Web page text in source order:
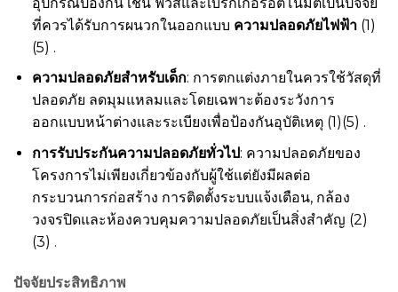
ที่ควรได้รับการผนวกในออกแบบ ความปลอดภัยไฟฟ้า(1)
(5) .
ความปลอดภัยสำหรับเด็ก: การตกแต่งภายในควรใช้วัสดุที่
ปลอดภัย ลดมุมแหลมและโดยเฉพาะต้องระวังการ
ออกแบบหน้าต่างและระเบียงเพื่อป้องกันอุบัติเหตุ (1)(5) .
การรับประกันความปลอดภัยทั่วไป: ความปลอดภัยของ
โครงการไม่เพียงเกี่ยวข้องกับผู้ใช้แต่ยังมีผลต่อ
กระบวนการก่อสร้าง การติดตั้งระบบแจ้งเตือน, กล้อง
วงจรปิดและห้องควบคุมความปลอดภัยเป็นสิ่งสำคัญ (2)
(3) .
ปัจจัยประสิทธิภาพ